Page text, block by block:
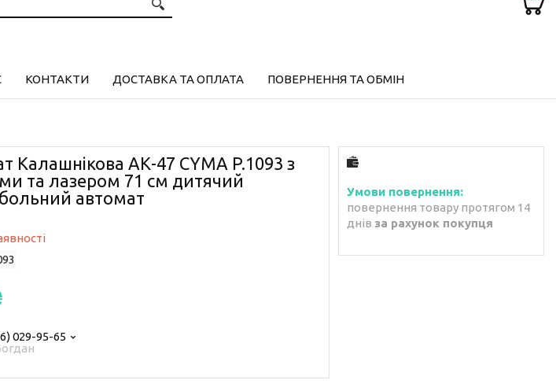
КОНТАКТИ ДОСТАВКА ТА ОПЛАТА ПОВЕРНЕННЯ ТА ОБМІН
Калашнікова АК-47 CYMA P.1093 з
та лазером 71 см дитячий
автомат
029-95-65
повернення товару протягом 14
днів за рахунок покупця